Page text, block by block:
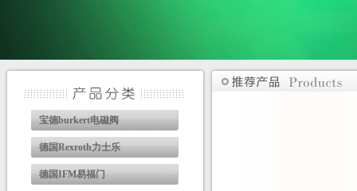
宝德burkert电磁阀
德国Rexroth力士乐
德国IFM易福门